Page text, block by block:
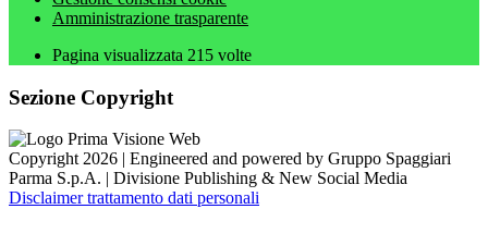
Amministrazione trasparente
Pagina visualizzata 215 volte
Sezione Copyright
Copyright 2026 | Engineered and powered by Gruppo Spaggiari
Parma S.p.A. | Divisione Publishing & New Social Media
Disclaimer trattamento dati personali